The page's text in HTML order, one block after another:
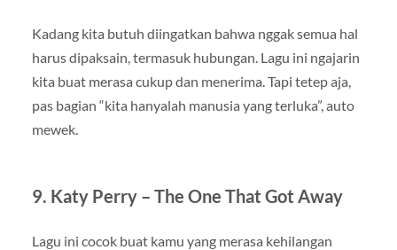
Kadang kita butuh diingatkan bahwa nggak semua hal
harus dipaksain, termasuk hubungan. Lagu ini ngajarin
kita buat merasa cukup dan menerima. Tapi tetep aja,
pas bagian “kita hanyalah manusia yang terluka”, auto
mewek.
9. Katy Perry – The One That Got Away
Lagu ini cocok buat kamu yang merasa kehilangan